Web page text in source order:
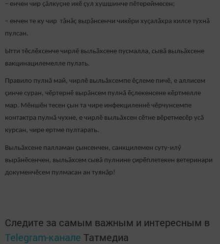
– енчен чир çăлкуçне икӗ ҫул хушшинче пӗтереймесен;
– енчен те ку чир тăнăç вырăнсенчи чикӗри хуҫалӑхра килсе тухнă
пулсан.
Ытти тӗслӗхсенче чирлӗ выльăхсене пусмалла, сывӑ выльăхсене
вакцинацилемелле пулать.
Правило пулнă май, чирлӗ выльăхсемпе ӗҫлеме пичӗ, е аллисем
çинче суран, чӗртернӗ вырăнсем пулнă ӗҫлекенсене кӗртмелле
мар. Мӗншӗн тесен çын та чире инфекциленнӗ чӗрчунсемпе
контактра пулнӑ чухне, е чирлӗ выльăхсен сӗтне вӗретмесӗр усӑ
курсан, чире ертме пултарать.
Выльăхсене палламан çынсенчен, санкцилемен суту-илӳ
вырăнӗсенчен, выльăхсем сывă пулнине çирӗплетекен ветеринари
докуменчӗсем пулмасан ан туянăр!
Следите за самым важным и интересным в
Telegram-канале Татмедиа